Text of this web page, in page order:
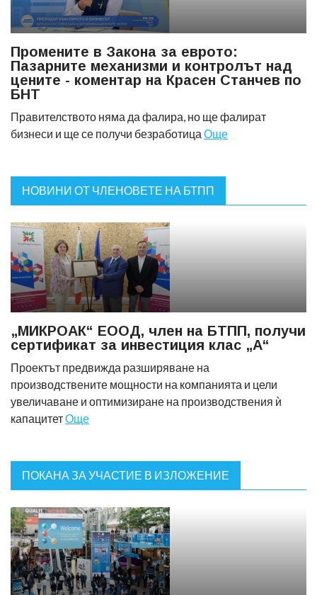
Промените в Закона за еврото:
Пазарните механизми и контролът над
цените - коментар на Красен Станчев по
БНТ
Правителството няма да фалира, но ще фалират
бизнеси и ще се получи безработица Още
НОВИНИ ОТ ЧЛЕНОВЕТЕ НА БТПП
„МИКРОАК“ ЕООД, член на БТПП, получи
сертификат за инвестиция клас „А“
Проектът предвижда разширяване на
производствените мощности на компанията и цели
увеличаване и оптимизиране на производствения ѝ
капацитетОще
ПОКАНА ЗА УЧАСТИЕ В ИЗЛОЖЕНИЕ